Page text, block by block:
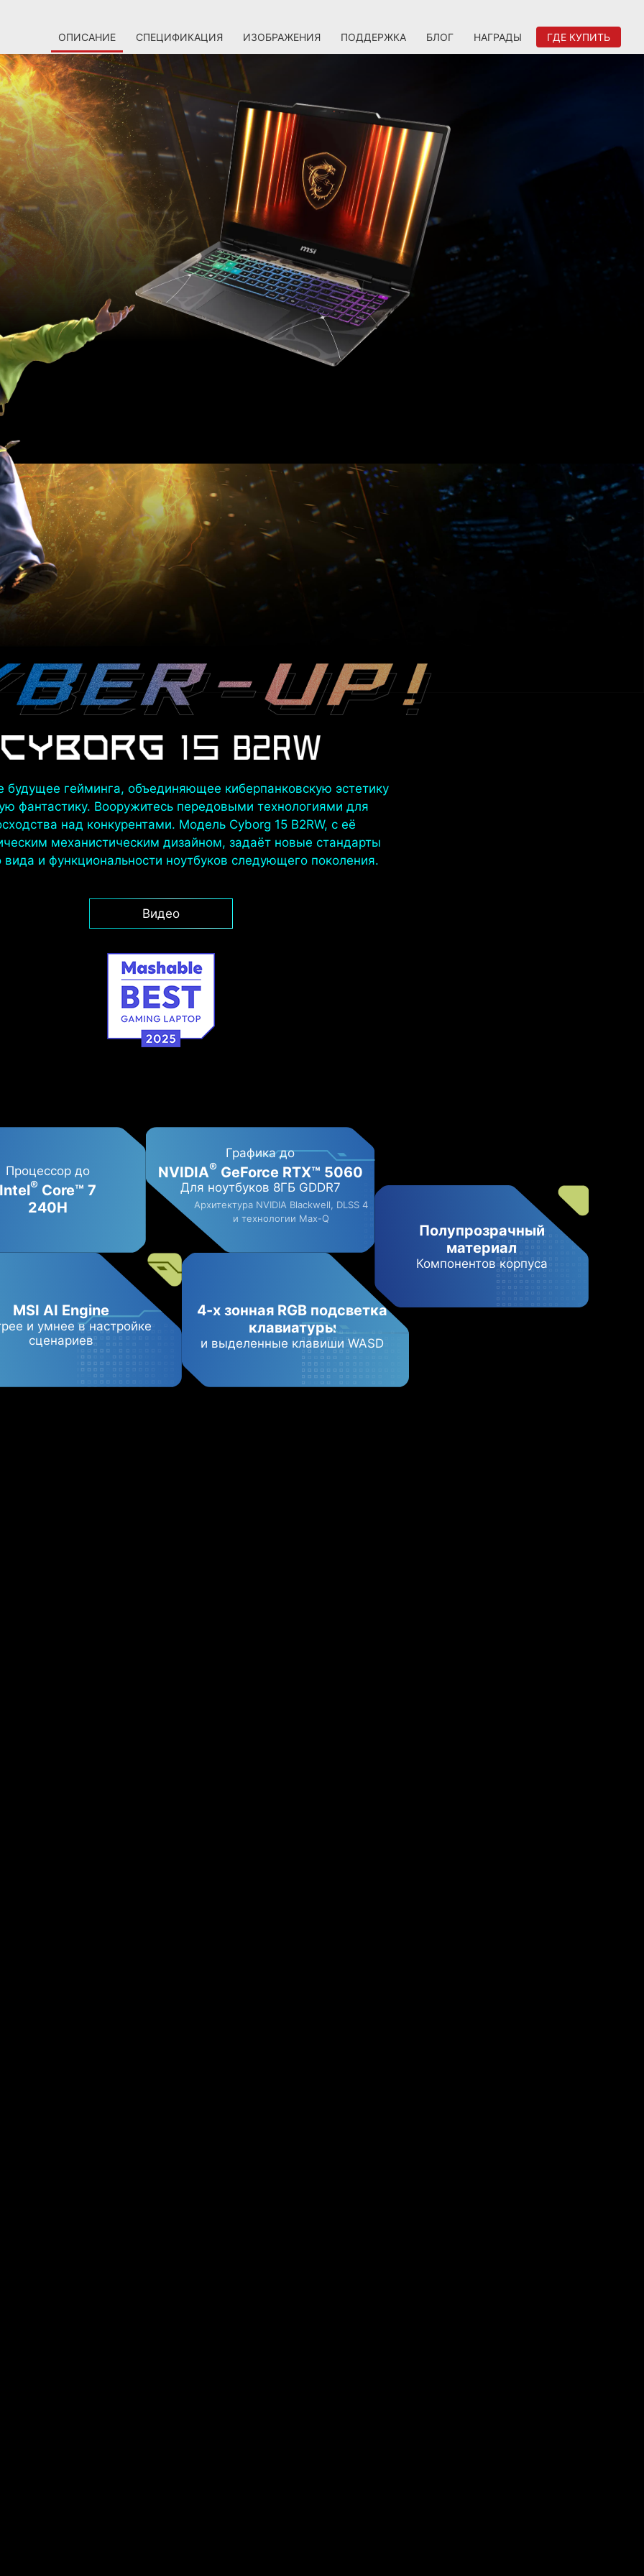
ОПИСАНИЕ СПЕЦИФИКАЦИЯ ИЗОБРАЖЕНИЯ ПОДДЕРЖКА БЛОГ НАГРАДЫ ГДЕ КУПИТЬ
будущее гейминга, объединяющее киберпанковскую эстетику
фантастику. Вооружитесь передовыми технологиями для
над конкурентами. Модель Cyborg 15 B2RW, с её
механистическим дизайном, задаёт новые стандарты
вида и функциональности ноутбуков следующего поколения.
Видео
Процессор до
® Core™ 7
240H
Графика до
NVIDIA® GeForce RTX™ 5060​
Для ноутбуков 8ГБ GDDR7
Архитектура NVIDIA Blackwell, DLSS 4
и технологии Max-Q
MSI AI Engine
и умнее в настройке
сценариев
4-х зонная RGB подсветка
клавиатуры
и выделенные клавиши WASD
Полупрозрачный
материал
Компонентов корпуса